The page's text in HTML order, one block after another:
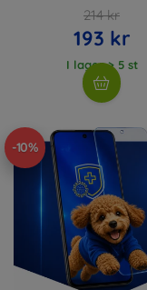
214 kr
193 kr
I lager > 5 st
-10%